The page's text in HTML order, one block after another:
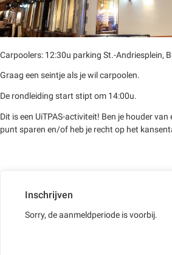
Carpoolers: 12:30u parking St.-Andriesplein,
Graag een seintje als je wil carpoolen.
De rondleiding start stipt om 14:00u.
Dit is een UiTPAS-activiteit! Ben je houder van
punt sparen en/of heb je recht op het
Inschrijven
Sorry, de aanmeldperiode is voorbij.